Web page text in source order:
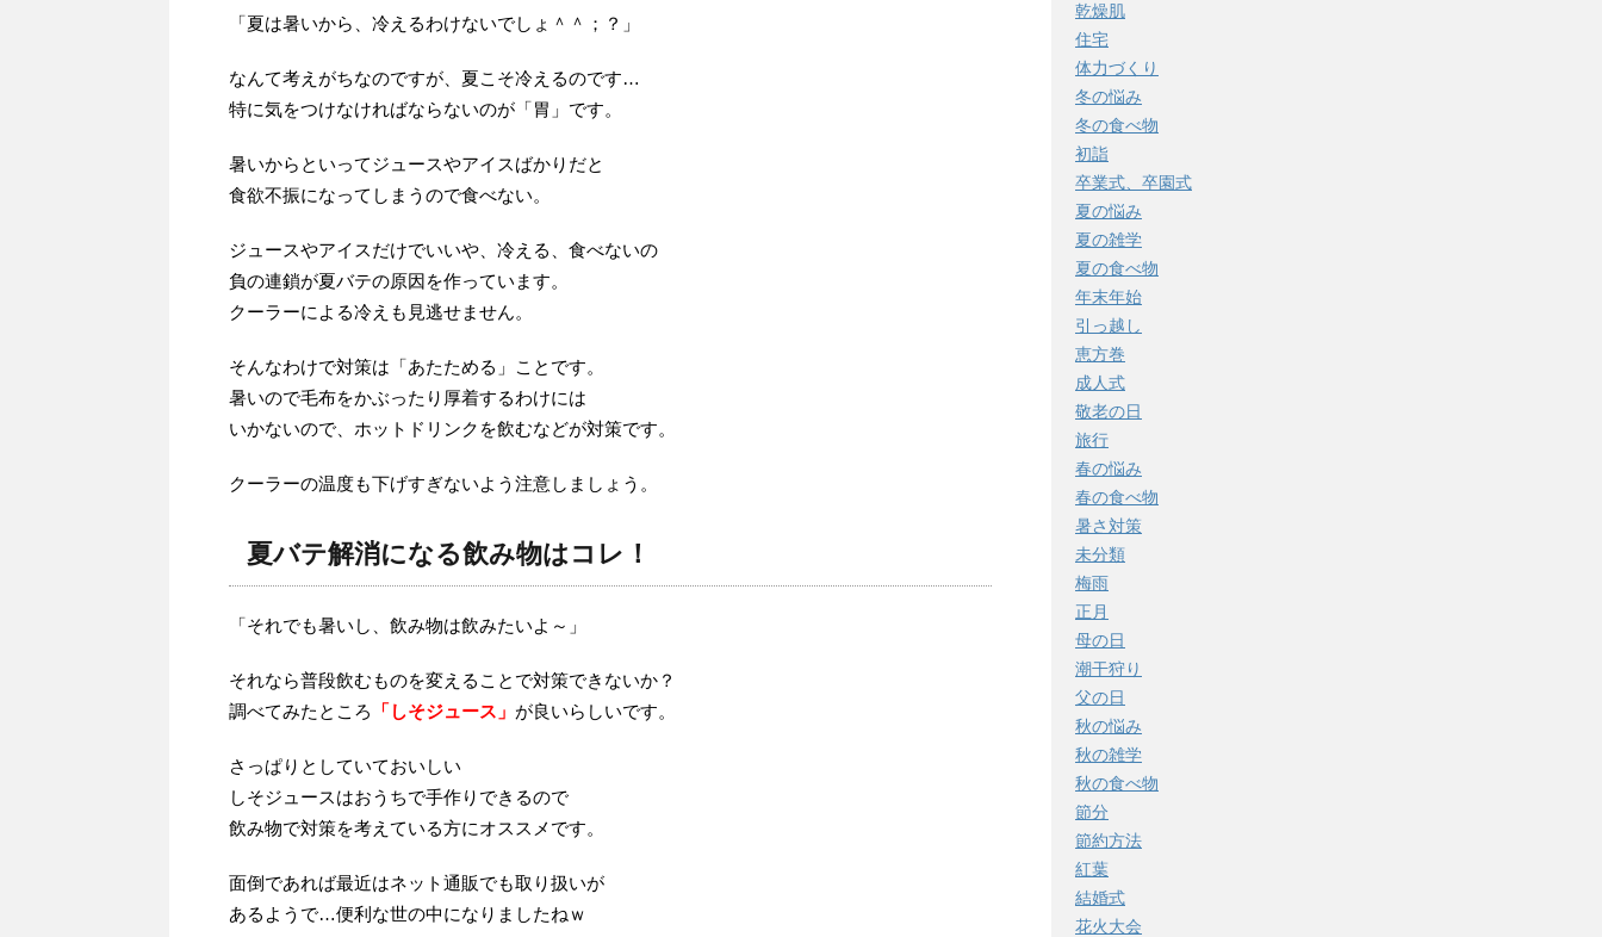
「夏は暑いから、冷えるわけないでしょ＾＾；？」
なんて考えがちなのですが、夏こそ冷えるのです…
特に気をつけなければならないのが「胃」です。
暑いからといってジュースやアイスばかりだと
食欲不振になってしまうので食べない。
ジュースやアイスだけでいいや、冷える、食べないの
負の連鎖が夏バテの原因を作っています。
クーラーによる冷えも見逃せません。
そんなわけで対策は「あたためる」ことです。
暑いので毛布をかぶったり厚着するわけには
いかないので、ホットドリンクを飲むなどが対策です。
クーラーの温度も下げすぎないよう注意しましょう。
夏バテ解消になる飲み物はコレ！
「それでも暑いし、飲み物は飲みたいよ～」
それなら普段飲むものを変えることで対策できないか？
調べてみたところ
「しそジュース」 が良いらしいです。
さっぱりとしていておいしい
しそジュースはおうちで手作りできるので
飲み物で対策を考えている方にオススメです。
面倒であれば最近はネット通販でも取り扱いが
あるようで…便利な世の中になりましたねｗ
乾燥肌
住宅
体力づくり
冬の悩み
冬の食べ物
初詣
卒業式、卒園式
夏の悩み
夏の雑学
夏の食べ物
年末年始
引っ越し
恵方巻
成人式
敬老の日
旅行
春の悩み
春の食べ物
暑さ対策
未分類
梅雨
正月
母の日
潮干狩り
父の日
秋の悩み
秋の雑学
秋の食べ物
節分
節約方法
紅葉
結婚式
花火大会